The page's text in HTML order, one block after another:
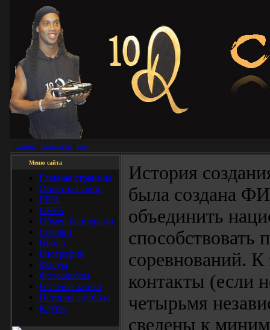
Главная Регистрация Вход
Меню сайта
Главная страница
Обратная связь
FIFA
UEFA
Обмен баннерами
Ссылки
Видео
Биографии
Форум
Фотоальбом
Гостевая книга
История футбола
Клубы
История
была создана
объединить
соревнований.
контакты (если
четырьмя
сведены к